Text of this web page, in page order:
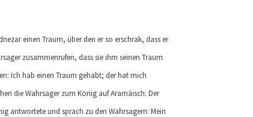
einen Traum, über den er so erschrak, dass er
zusammenrufen, dass sie ihm seinen Traum
Ich hab einen Traum gehabt; der hat mich
die Wahrsager zum König auf Aramäisch: Der
antwortete und sprach zu den Wahrsagern: Mein